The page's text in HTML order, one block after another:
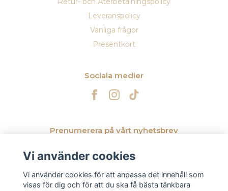
Leveranspolicy
Vanliga frågor
Presentkort
Sociala medier
Prenumerera på vårt nyhetsbrev
Vi använder cookies
Vi använder cookies för att anpassa det innehåll som
visas för dig och för att du ska få bästa tänkbara